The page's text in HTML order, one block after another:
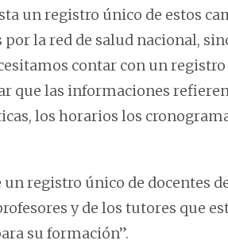
un registro único de estos
la red de salud nacional,
contar con un registro
que las informaciones
los horarios los
un registro único de docentes
y de los tutores que
su formación”.